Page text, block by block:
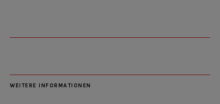
WEITERE INFORMATIONEN